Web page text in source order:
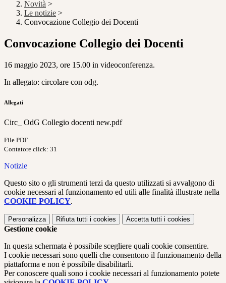
Novità >
Le notizie >
Convocazione Collegio dei Docenti
Convocazione Collegio dei Docenti
16 maggio 2023, ore 15.00 in videoconferenza.
In allegato: circolare con odg.
Allegati
Circ_ OdG Collegio docenti new.pdf
File PDF
Contatore click: 31
Notizie
Questo sito o gli strumenti terzi da questo utilizzati si avvalgono di
cookie necessari al funzionamento ed utili alle finalità illustrate nella
COOKIE POLICY.
Personalizza Rifiuta tutti i cookies Accetta tutti i cookies
Gestione cookie
In questa schermata è possibile scegliere quali cookie consentire.
I cookie necessari sono quelli che consentono il funzionamento della
piattaforma e non è possibile disabilitarli.
Per conoscere quali sono i cookie necessari al funzionamento potete